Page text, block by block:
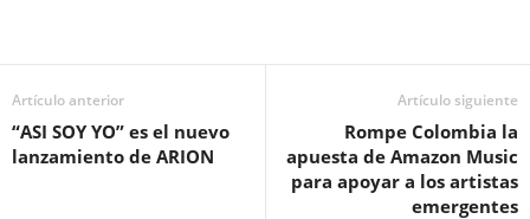
Artículo anterior
“ASI SOY YO” es el nuevo
lanzamiento de ARION
Artículo siguiente
Rompe Colombia la
apuesta de Amazon Music
para apoyar a los artistas
emergentes